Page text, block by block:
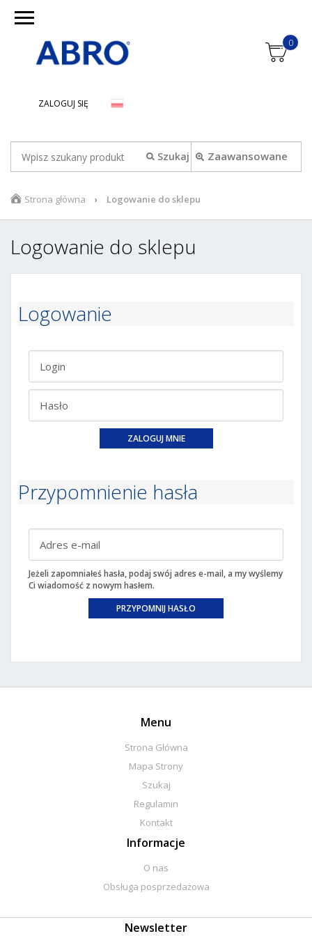
0
ZALOGUJ SIĘ
Zaawansowane
Strona główna Logowanie do sklepu
Logowanie do sklepu
Logowanie
Przypomnienie hasła
Jeżeli zapomniałeś hasła, podaj swój adres e-mail, a my wyślemy
Ci wiadomość z nowym hasłem.
Menu
Strona Główna
Mapa Strony
Szukaj
Regulamin
Kontakt
Informacje
O nas
Obsługa posprzedażowa
Newsletter